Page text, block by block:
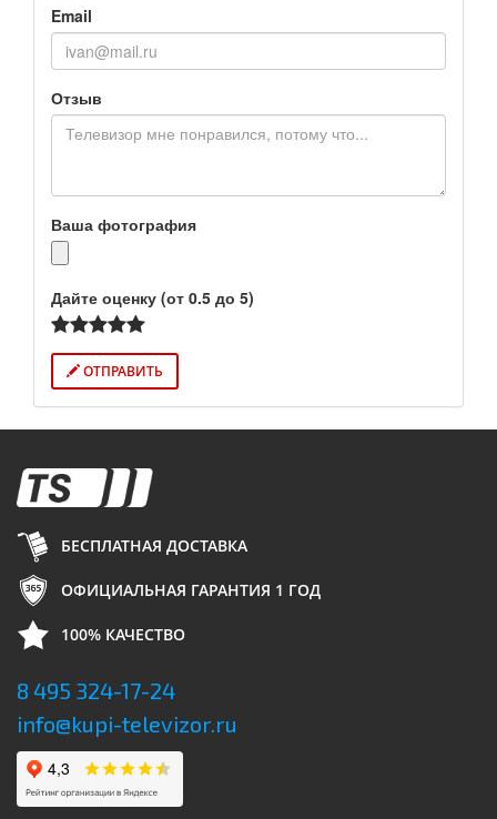
Email
Отзыв
Ваша фотография
Дайте оценку (от 0.5 до 5)
ОТПРАВИТЬ
БЕСПЛАТНАЯ ДОСТАВКА
ОФИЦИАЛЬНАЯ ГАРАНТИЯ 1 ГОД
100% КАЧЕСТВО
8 495 324-17-24
info@kupi-televizor.ru